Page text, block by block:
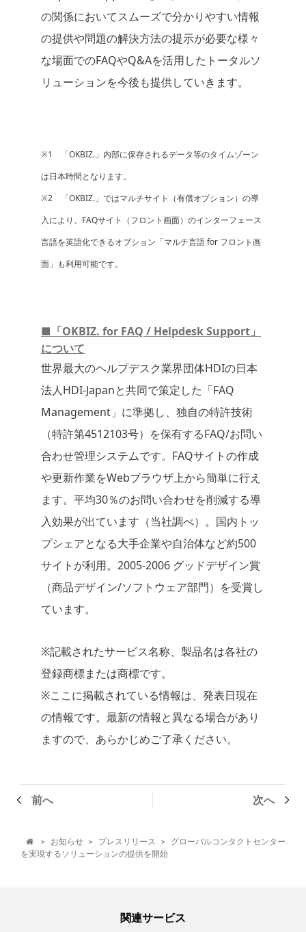
の関係においてスムーズで分かりやすい情報
の提供や問題の解決方法の提示が必要な様々
な場面でのFAQやQ&Aを活用したトータルソ
リューションを今後も提供していきます。
※1 「OKBIZ.」内部に保存されるデータ等のタイムゾーン
は日本時間となります。
※2 「OKBIZ.」ではマルチサイト（有償オプション）の導
入により、FAQサイト（フロント画面）のインターフェース
言語を英語化できるオプション「マルチ言語 for フロント画
面」も利用可能です。
■「OKBIZ. for FAQ / Helpdesk Support」
について
世界最大のヘルプデスク業界団体HDIの日本
法人HDI-Japanと共同で策定した「FAQ
Management」に準拠し、独自の特許技術
（特許第4512103号）を保有するFAQ/お問い
合わせ管理システムです。FAQサイトの作成
や更新作業をWebブラウザ上から簡単に行え
ます。平均30％のお問い合わせを削減する導
入効果が出ています（当社調べ）。国内トッ
プシェアとなる大手企業や自治体など約500
サイトが利用。2005-2006 グッドデザイン賞
（商品デザイン/ソフトウェア部門）を受賞し
ています。
※記載されたサービス名称、製品名は各社の
登録商標または商標です。
※ここに掲載されている情報は、発表日現在
の情報です。最新の情報と異なる場合があり
ますので、あらかじめご了承ください。
前へ 次へ
 > お知らせ > プレスリリース >
グローバルコンタクトセンター
を実現するソリューションの提供を開始
関連サービス